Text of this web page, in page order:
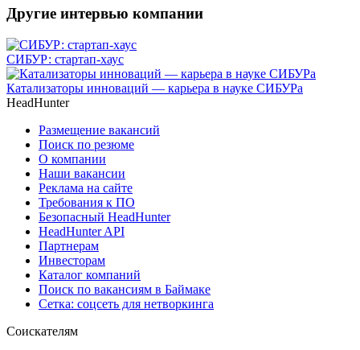
Другие интервью компании
СИБУР: стартап-хаус
Катализаторы инноваций — карьера в науке СИБУРа
HeadHunter
Размещение вакансий
Поиск по резюме
О компании
Наши вакансии
Реклама на сайте
Требования к ПО
Безопасный HeadHunter
HeadHunter API
Партнерам
Инвесторам
Каталог компаний
Поиск по вакансиям в Баймаке
Сетка: соцсеть для нетворкинга
Соискателям